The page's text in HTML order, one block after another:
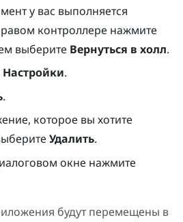
у вас выполняется
контроллере нажмите
выберите Вернуться в холл.
Настройки.
.
которое вы хотите
Удалить.
окне нажмите
будут перемещены в